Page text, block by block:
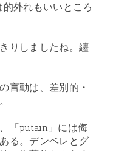
外れもいいところ
りしましたね。纏
言動は、差別的・
「putain」には侮
る。デンベレとグ